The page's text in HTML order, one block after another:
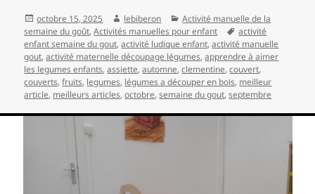
Publié
le
octobre 15, 2025 Auteur
lebiberon Catégories
Activité manuelle de la
semaine du goût,Activités manuelles pour enfant
Mots-
clés
activité
enfant semaine du gout,activité ludique enfant,activité manuelle
gout,activité maternelle découpage légumes,apprendre à aimer
les legumes enfants,assiette,automne,clementine,couvert,
couverts,fruits, legumes, légumes a découper en bois, meilleur
article, meilleurs articles,octobre,semaine du gout,septembre